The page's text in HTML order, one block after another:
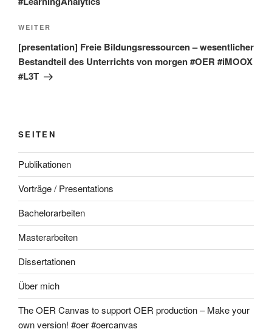
Nächster
Beitrag
WEITER
[presentation] Freie Bildungsressourcen – wesentlicher
Bestandteil des Unterrichts von morgen #OER #iMOOX
#L3T
SEITEN
Publikationen
Vorträge / Presentations
Bachelorarbeiten
Masterarbeiten
Dissertationen
Über mich
The OER Canvas to support OER production – Make your
own version! #oer #oercanvas